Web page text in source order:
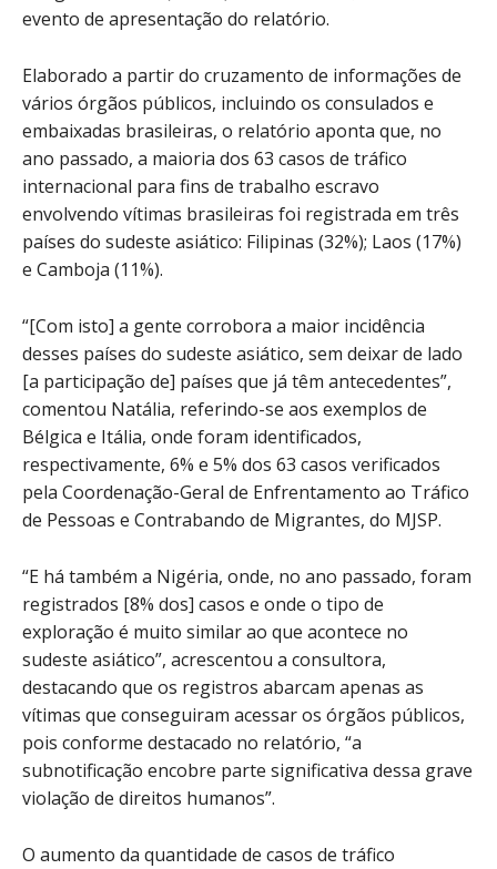
evento de apresentação do relatório.
Elaborado a partir do cruzamento de informações de
vários órgãos públicos, incluindo os consulados e
embaixadas brasileiras, o relatório aponta que, no
ano passado, a maioria dos 63 casos de tráfico
internacional para fins de trabalho escravo
envolvendo vítimas brasileiras foi registrada em três
países do sudeste asiático: Filipinas (32%); Laos (17%)
e Camboja (11%).
“[Com isto] a gente corrobora a maior incidência
desses países do sudeste asiático, sem deixar de lado
[a participação de] países que já têm antecedentes”,
comentou Natália, referindo-se aos exemplos de
Bélgica e Itália, onde foram identificados,
respectivamente, 6% e 5% dos 63 casos verificados
pela Coordenação-Geral de Enfrentamento ao Tráfico
de Pessoas e Contrabando de Migrantes, do MJSP.
“E há também a Nigéria, onde, no ano passado, foram
registrados [8% dos] casos e onde o tipo de
exploração é muito similar ao que acontece no
sudeste asiático”, acrescentou a consultora,
destacando que os registros abarcam apenas as
vítimas que conseguiram acessar os órgãos públicos,
pois conforme destacado no relatório, “a
subnotificação encobre parte significativa dessa grave
violação de direitos humanos”.
O aumento da quantidade de casos de tráfico